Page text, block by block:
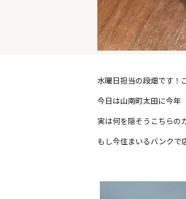
水曜日担当の段畑です！
今日は山南町太田に今年
実は何を隠そうこちらの
もし今住まいるバンクで